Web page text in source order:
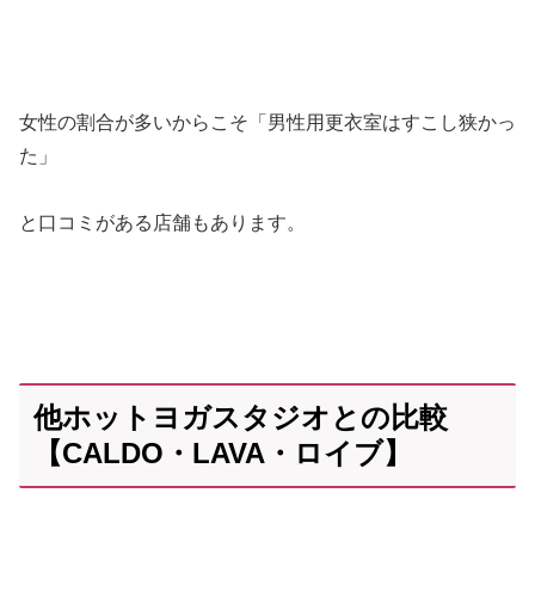
女性の割合が多いからこそ「男性用更衣室はすこし狭かっ
た」
と口コミがある店舗もあります。
他ホットヨガスタジオとの比較
【CALDO・LAVA・ロイブ】